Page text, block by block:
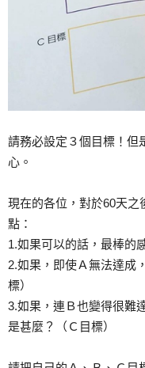
請務必設定３個目標！但
心。
現在的各位，對於60天之
點：
1.如果可以的話，最棒的
2.如果，即使Ａ無法達成
標）
3.如果，連Ｂ也變得很難
是甚麼？（Ｃ目標）